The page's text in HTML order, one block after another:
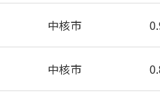
中核市
中核市